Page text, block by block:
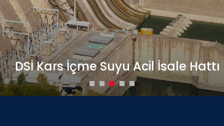
DSİ Kars İçme Suyu Acil İsale Hattı